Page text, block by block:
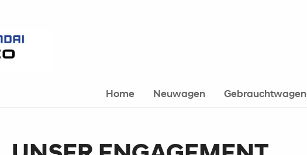
Home Neuwagen Gebrauchtwagen